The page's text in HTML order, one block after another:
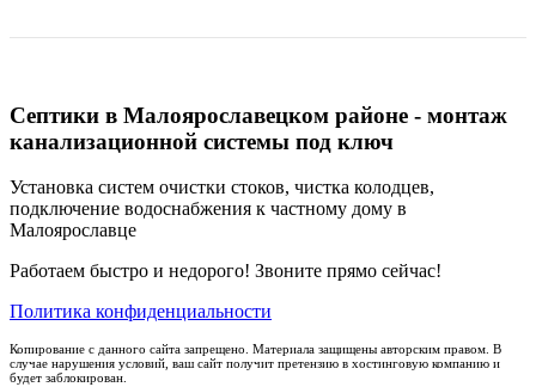
Септики в Малоярославецком районе - монтаж
канализационной системы под ключ
Установка систем очистки стоков, чистка колодцев,
подключение водоснабжения к частному дому в
Малоярославце
Работаем быстро и недорого! Звоните прямо сейчас!
Политика конфиденциальности
Копирование с данного сайта запрещено. Материала защищены авторским правом. В
случае нарушения условий, ваш сайт получит претензию в хостинговую компанию и
будет заблокирован.